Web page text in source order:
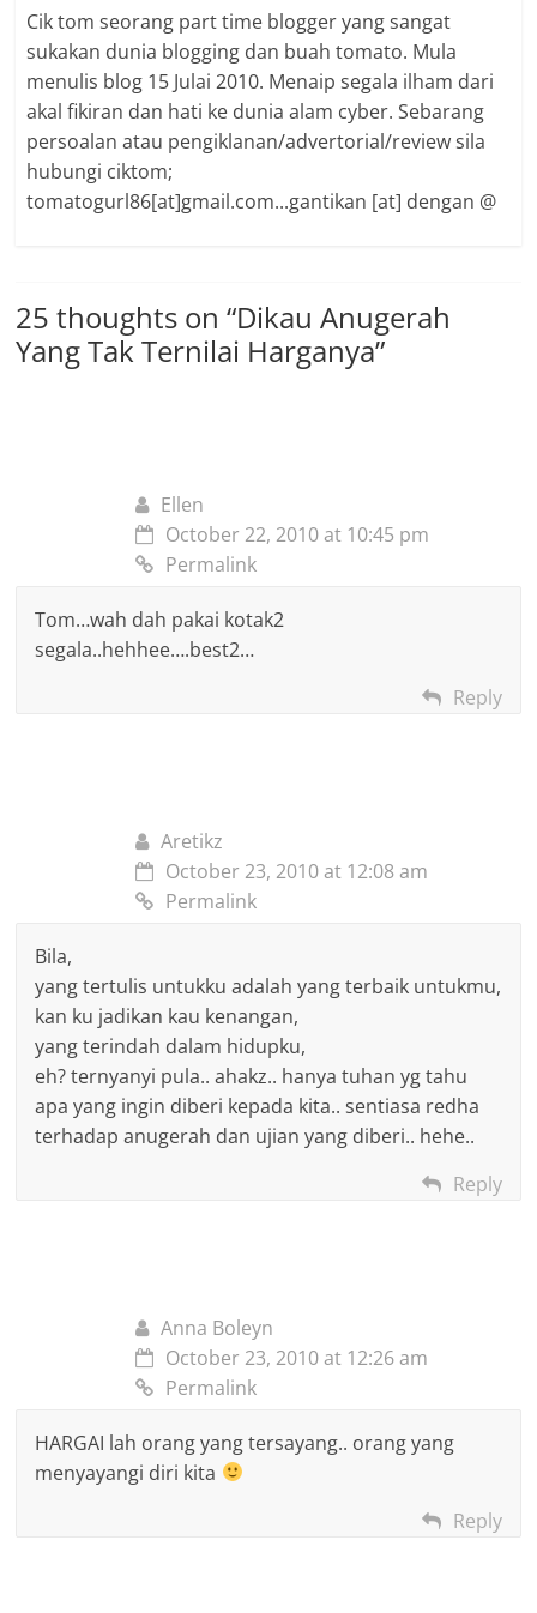
Cik tom seorang part time blogger yang sangat
sukakan dunia blogging dan buah tomato. Mula
menulis blog 15 Julai 2010. Menaip segala ilham dari
akal fikiran dan hati ke dunia alam cyber. Sebarang
persoalan atau pengiklanan/advertorial/review sila
hubungi ciktom;
tomatogurl86[at]gmail.com...gantikan [at] dengan @
25 thoughts on “Dikau Anugerah
Yang Tak Ternilai Harganya”
Ellen
October 22, 2010 at 10:45 pm
Permalink
Tom…wah dah pakai kotak2
segala..hehhee….best2…
Reply
Aretikz
October 23, 2010 at 12:08 am
Permalink
Bila,
yang tertulis untukku adalah yang terbaik untukmu,
kan ku jadikan kau kenangan,
yang terindah dalam hidupku,
eh? ternyanyi pula.. ahakz.. hanya tuhan yg tahu
apa yang ingin diberi kepada kita.. sentiasa redha
terhadap anugerah dan ujian yang diberi.. hehe..
Reply
Anna Boleyn
October 23, 2010 at 12:26 am
Permalink
HARGAI lah orang yang tersayang.. orang yang
menyayangi diri kita
Reply